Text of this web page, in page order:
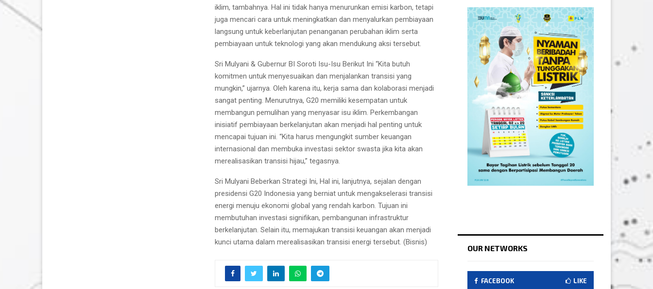
iklim, tambahnya. Hal ini tidak hanya menurunkan emisi karbon, tetapi
juga mencari cara untuk meningkatkan dan menyalurkan pembiayaan
langsung untuk keberlanjutan penanganan perubahan iklim serta
pembiayaan untuk teknologi yang akan mendukung aksi tersebut.
Sri Mulyani & Gubernur BI Soroti Isu-Isu Berikut Ini “Kita butuh
komitmen untuk menyesuaikan dan menjalankan transisi yang
mungkin,” ujarnya. Oleh karena itu, kerja sama dan kolaborasi menjadi
sangat penting. Menurutnya, G20 memiliki kesempatan untuk
membangun pemulihan yang menyasar isu iklim. Perkembangan
inisiatif pembiayaan berkelanjutan akan menjadi hal penting untuk
mencapai tujuan ini. “Kita harus mengungkit sumber keuangan
internasional dan membuka investasi sektor swasta jika kita akan
merealisasikan transisi hijau,” tegasnya.
Sri Mulyani Beberkan Strategi Ini, Hal ini, lanjutnya, sejalan dengan
presidensi G20 Indonesia yang berniat untuk mengakselerasi transisi
energi menuju ekonomi global yang rendah karbon. Tujuan ini
membutuhan investasi signifikan, pembangunan infrastruktur
berkelanjutan. Selain itu, memajukan transisi keuangan akan menjadi
kunci utama dalam merealisasikan transisi energi tersebut. (Bisnis)
OUR NETWORKS
FACEBOOK LIKE